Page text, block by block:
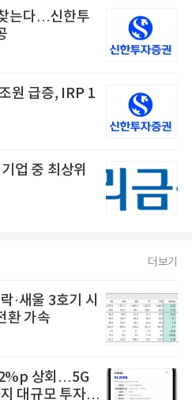
는다…신한투
원 급증, IRP 1
업 중 최상위
더보기
·새울 3호기 시
환 가속
상회…5G
대규모 투자